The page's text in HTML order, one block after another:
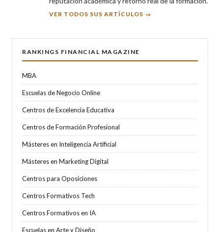
VER TODOS SUS ARTÍCULOS →
RANKINGS FINANCIAL MAGAZINE
MBA
Escuelas de Negocio Online
Centros de Excelencia Educativa
Centros de Formación Profesional
Másteres en Inteligencia Artificial
Másteres en Marketing Digital
Centros para Oposiciones
Centros Formativos Tech
Centros Formativos en IA
Escuelas en Arte y Diseño